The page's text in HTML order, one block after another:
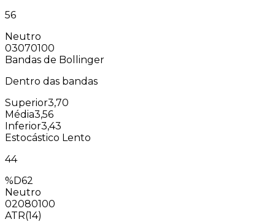
56
Neutro
03070100
Bandas de Bollinger
Dentro das bandas
Superior3,70
Média3,56
Inferior3,43
Estocástico Lento
44
%D62
Neutro
02080100
ATR(14)